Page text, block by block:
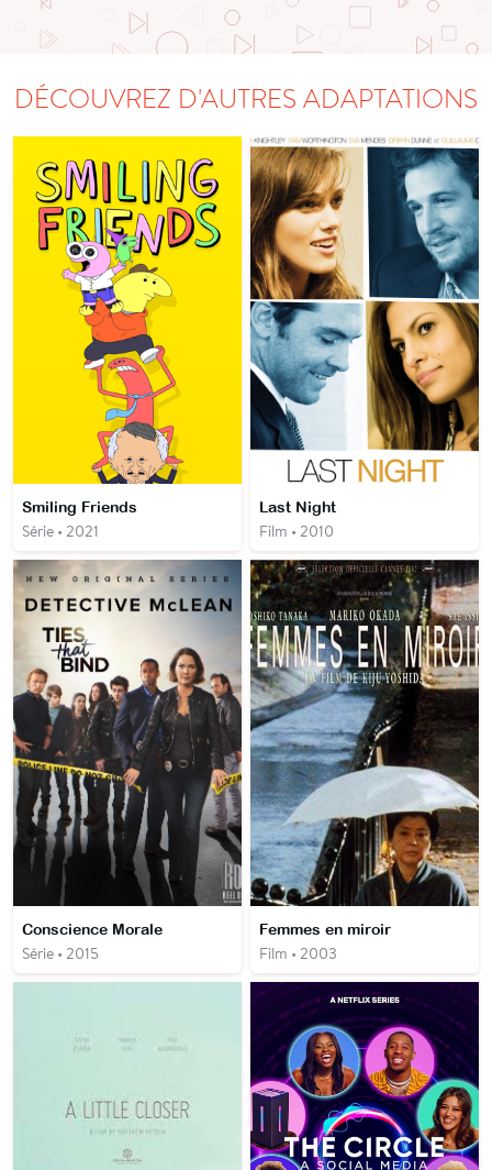
DÉCOUVREZ D'AUTRES ADAPTATIONS
Smiling Friends
Série • 2021
Last Night
Film • 2010
Conscience Morale
Série • 2015
Femmes en miroir
Film • 2003